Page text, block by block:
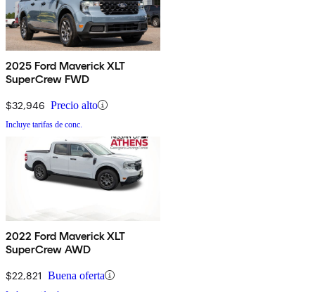
2025 Ford Maverick XLT
SuperCrew FWD
$32,946 Precio alto
Incluye tarifas de conc.
2022 Ford Maverick XLT
SuperCrew AWD
$22,821 Buena oferta